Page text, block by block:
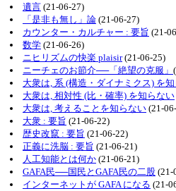
遺言 (21-06-27)
「是非も無し」論 (21-06-27)
カウンター・カルチャー : 要旨 (21-
数学 (21-06-26)
ニヒリズムの快楽 plaisir(21-06-25)
ニーチェのお節介──「絶望の克服」
大衆は, 系 (構造・ダイナミクス) を
大衆は, 相対性 (比・確率) を知らない
大衆は, 考えることを知らない (21-
大衆 : 要旨 (21-06-22)
歴史改竄 : 要旨 (21-06-22)
正義に洗脳 : 要旨 (21-06-21)
人工知能とは何か (21-06-21)
GAFA民──国民とGAFA民の二股 (21-
インターネットが GAFA になる (21-